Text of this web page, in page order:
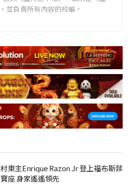
並負責所有內容的校編。
東主Enrique Razon Jr 登上福布斯菲
座 身家遙遙領先